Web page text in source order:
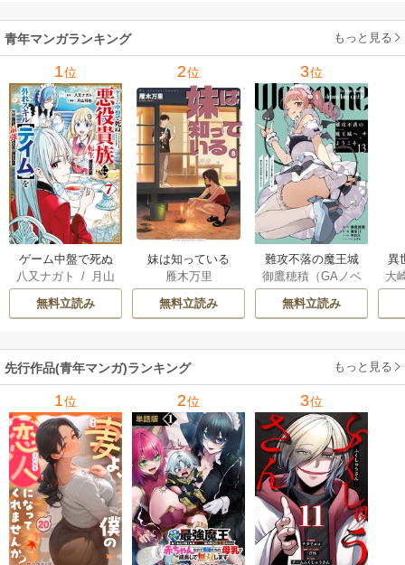
青年マンガランキング もっと見る
1位
ゲーム中盤で死ぬ
悪役貴族に転生し
たので、外れスキ
ル【テイム】を駆
してみた
八又ナガト /
月山
可也
無料立読み
2位
妹は知っている
雁木万里
無料立読み
3位
難攻不落の魔王城
へようこそ～デバ
フは不要と勇者パ
ーティーを追い出
魔王軍の最高幹部
に迎えられる～
御鷹穂積（GAノベ
ル／SBクリエイテ
ィブ刊）/蚕堂j1
六/ユウヒ
無料立読み
異
は
大
先行作品(青年マンガ)ランキング もっと見る
1位 2位 3位